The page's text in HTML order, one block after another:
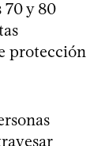
70 y 80
protección